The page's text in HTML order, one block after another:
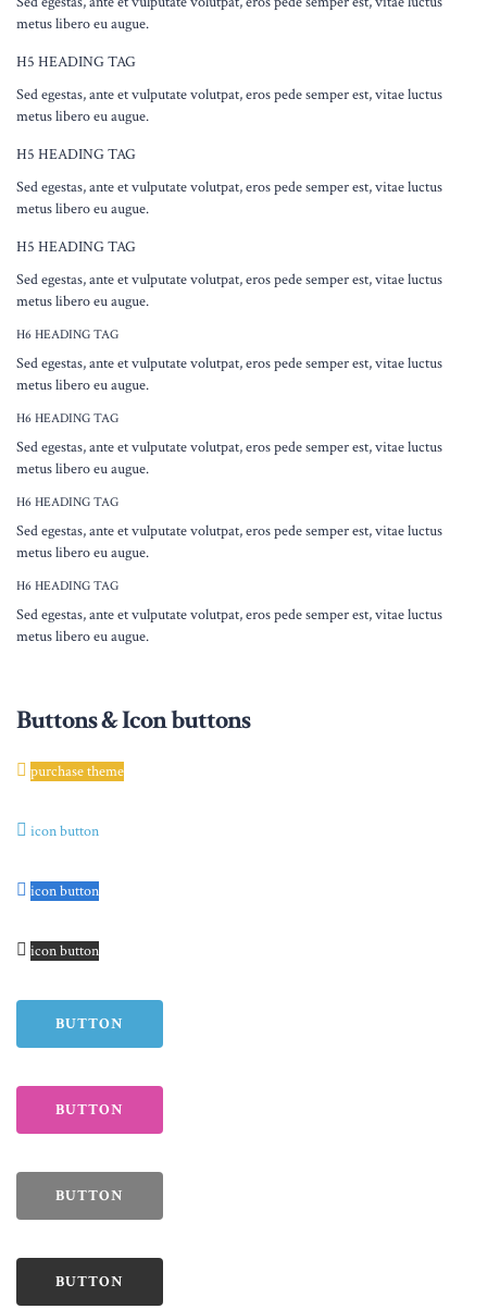
metus libero eu augue.
H5 HEADING TAG
Sed egestas, ante et vulputate volutpat, eros pede semper est, vitae luctus
metus libero eu augue.
H5 HEADING TAG
Sed egestas, ante et vulputate volutpat, eros pede semper est, vitae luctus
metus libero eu augue.
H5 HEADING TAG
Sed egestas, ante et vulputate volutpat, eros pede semper est, vitae luctus
metus libero eu augue.
H6 HEADING TAG
Sed egestas, ante et vulputate volutpat, eros pede semper est, vitae luctus
metus libero eu augue.
H6 HEADING TAG
Sed egestas, ante et vulputate volutpat, eros pede semper est, vitae luctus
metus libero eu augue.
H6 HEADING TAG
Sed egestas, ante et vulputate volutpat, eros pede semper est, vitae luctus
metus libero eu augue.
H6 HEADING TAG
Sed egestas, ante et vulputate volutpat, eros pede semper est, vitae luctus
metus libero eu augue.
Buttons & Icon buttons
purchase theme
icon button
icon button
icon button
BUTTON
BUTTON
BUTTON
BUTTON